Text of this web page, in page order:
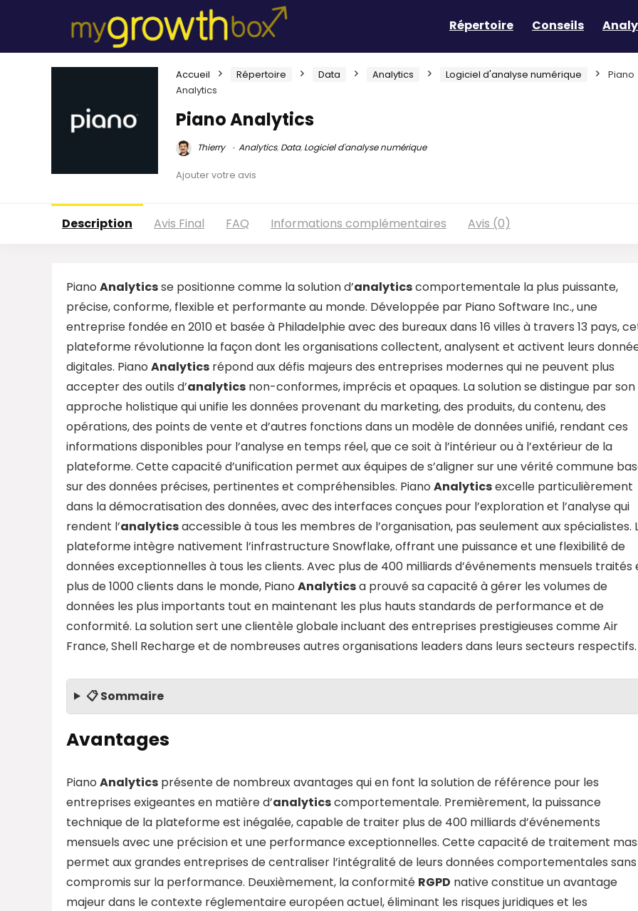
Répertoire Conseils
Accueil Répertoire Data Analytics Logiciel d'analyse numérique
Piano
Analytics
Piano Analytics
Thierry Analytics, Data, Logiciel d'analyse numérique
Ajouter votre avis
Description Avis Final FAQ Informations complémentaires Avis (0)
Piano Analyticsse positionne comme la solution d’analyticscomportementale la plus puissante,
précise, conforme, flexible et performante au monde. Développée par Piano Software Inc., une
entreprise fondée en 2010 et basée à Philadelphie avec des bureaux dans 16 villes à travers 13 pays,
plateforme révolutionne la façon dont les organisations collectent, analysent et activent leurs
digitales. Piano Analytics répond aux défis majeurs des entreprises modernes qui ne peuvent plus
accepter des outils d’analytics non-conformes, imprécis et opaques. La solution se distingue par son
approche holistique qui unifie les données provenant du marketing, des produits, du contenu, des
opérations, des points de vente et d’autres fonctions dans un modèle de données unifié, rendant ces
informations disponibles pour l’analyse en temps réel, que ce soit à l’intérieur ou à l’extérieur de la
plateforme. Cette capacité d’unification permet aux équipes de s’aligner sur une vérité commune
sur des données précises, pertinentes et compréhensibles. Piano Analyticsexcelle particulièrement
dans la démocratisation des données, avec des interfaces conçues pour l’exploration et l’analyse qui
rendent l’analyticsaccessible à tous les membres de l’organisation, pas seulement aux spécialistes.
plateforme intègre nativement l’infrastructure Snowflake, offrant une puissance et une flexibilité de
données exceptionnelles à tous les clients. Avec plus de 400 milliards d’événements mensuels traités
plus de 1000 clients dans le monde, Piano Analyticsa prouvé sa capacité à gérer les volumes de
données les plus importants tout en maintenant les plus hauts standards de performance et de
conformité. La solution sert une clientèle globale incluant des entreprises prestigieuses comme Air
France, Shell Recharge et de nombreuses autres organisations leaders dans leurs secteurs respectifs.
📋 Sommaire
Avantages
Piano Analytics présente de nombreux avantages qui en font la solution de référence pour les
entreprises exigeantes en matière d’analyticscomportementale. Premièrement, la puissance
technique de la plateforme est inégalée, capable de traiter plus de 400 milliards d’événements
mensuels avec une précision et une performance exceptionnelles. Cette capacité de traitement
permet aux grandes entreprises de centraliser l’intégralité de leurs données comportementales sans
compromis sur la performance. Deuxièmement, la conformité RGPD native constitue un avantage
majeur dans le contexte réglementaire européen actuel, éliminant les risques juridiques et les